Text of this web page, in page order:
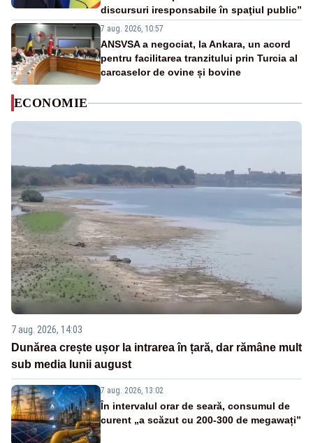
discursuri iresponsabile în spaţiul public”
7 aug. 2026, 10:57
ANSVSA a negociat, la Ankara, un acord
pentru facilitarea tranzitului prin Turcia al
carcaselor de ovine și bovine
ECONOMIE
7 aug. 2026, 14:03
Dunărea crește ușor la intrarea în țară, dar rămâne mult
sub media lunii august
7 aug. 2026, 13:02
În intervalul orar de seară, consumul de
curent „a scăzut cu 200-300 de megawați”